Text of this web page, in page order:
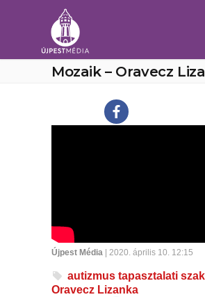
Mozaik – Oravecz
Újpest Média | 2020. április 10. 12:15
autizmus tapasztalati
Oravecz Lizanka